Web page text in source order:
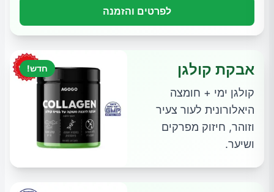
לפרטים והזמנה
חדש! אבקת קולגן
קולגן ימי + חומצה
היאלורונית לעור צעיר
וזוהר, חיזוק מפרקים
ושיער.